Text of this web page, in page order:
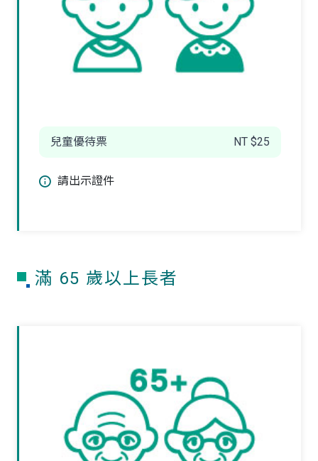
兒童優待票 NT $25
請出示證件
滿 65 歲以上長者